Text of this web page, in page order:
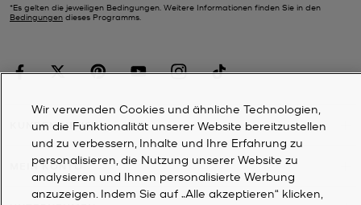
*Es gelten die jeweiligen Bedingungen. Weitere Informationen finden Sie in den
Bedingungen dieses Programms.
KUNDENDIENST
MEIN KONTO
Wir verwenden Cookies und ähnliche Technologien,
um die Funktionalität unserer Website bereitzustellen
und zu verbessern, Inhalte und Ihre Erfahrung zu
personalisieren, die Nutzung unserer Website zu
analysieren und Ihnen personalisierte Werbung
anzuzeigen. Indem Sie auf „Alle akzeptieren“ klicken,